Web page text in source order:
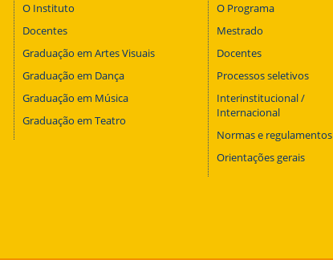
O Instituto
Docentes
Graduação em Artes Visuais
Graduação em Dança
Graduação em Música
Graduação em Teatro
O Programa
Mestrado
Docentes
Processos seletivos
Interinstitucional /
Internacional
Normas e regulamentos
Orientações gerais